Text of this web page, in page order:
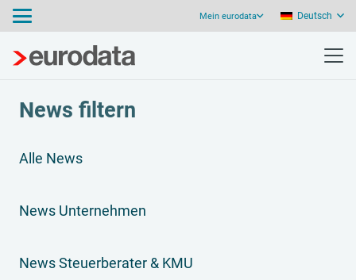
Mein eurodata Deutsch
News filtern
Alle News
News Unternehmen
News Steuerberater & KMU